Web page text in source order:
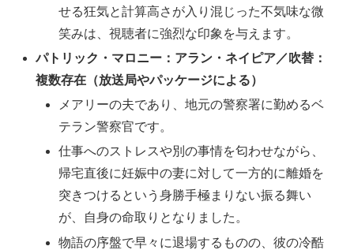
せる狂気と計算高さが入り混じった不気味な微
笑みは、視聴者に強烈な印象を与えます。
パトリック・マロニー：アラン・ネイピア／吹替：
複数存在（放送局やパッケージによる）
メアリーの夫であり、地元の警察署に勤めるベ
テラン警察官です。
仕事へのストレスや別の事情を匂わせながら、
帰宅直後に妊娠中の妻に対して一方的に離婚を
突きつけるという身勝手極まりない振る舞い
が、自身の命取りとなりました。
物語の序盤で早々に退場するものの、彼の冷酷